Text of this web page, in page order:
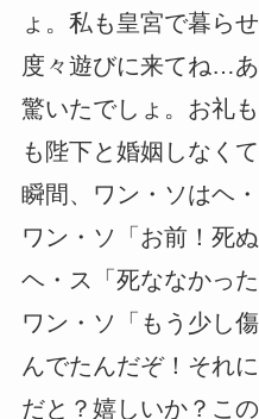
ょ。私も皇宮で暮ら
度々遊びに来てね…あ
驚いたでしょ。お礼
も陛下と婚姻しなく
瞬間、ワン・ソはヘ
ワン・ソ「お前！死
ヘ・ス「死ななかった
ワン・ソ「もう少し
んでたんだぞ！それ
だと？嬉しいか？こ